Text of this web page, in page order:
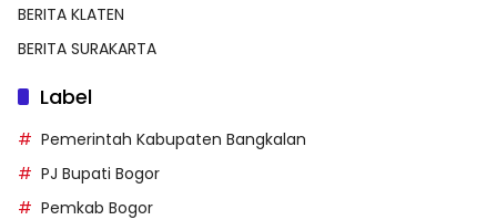
BERITA KLATEN
BERITA SURAKARTA
Label
Pemerintah Kabupaten Bangkalan
PJ Bupati Bogor
Pemkab Bogor